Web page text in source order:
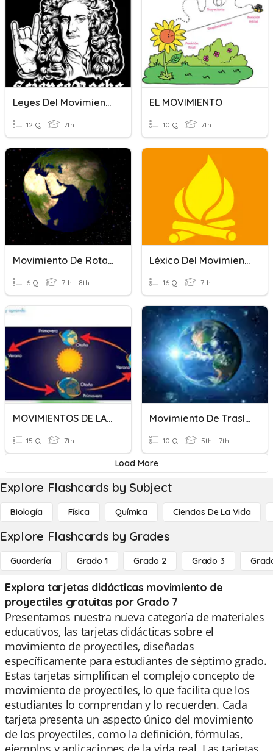
Leyes Del Movimiento De Newton
12 Q 7th
EL MOVIMIENTO
10 Q 7th
Movimiento De Rotación
6 Q 7th - 8th
Léxico Del Movimiento De Aventúrate
16 Q 7th
MOVIMIENTOS DE LA TIERRA
15 Q 7th
Movimiento De Traslación Y Rotación
10 Q 5th - 7th
Load More
Explore Flashcards by Subject
Biología Física Química Ciencias De La Vida
Explore Flashcards by Grades
Guardería Grado 1 Grado 2 Grado 3
Explora tarjetas didácticas movimiento de
proyectiles gratuitas por Grado 7
Presentamos nuestra nueva categoría de materiales
educativos, las tarjetas didácticas sobre el
movimiento de proyectiles, diseñadas
específicamente para estudiantes de séptimo grado.
Estas tarjetas simplifican el complejo concepto de
movimiento de proyectiles, lo que facilita que los
estudiantes lo comprendan y lo recuerden. Cada
tarjeta presenta un aspecto único del movimiento
de los proyectiles, como la definición, fórmulas,